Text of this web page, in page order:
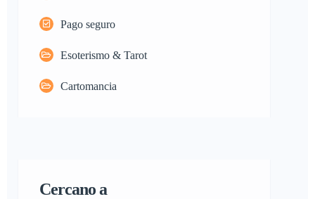
Pago seguro
Esoterismo & Tarot
Cartomancia
Cercano a